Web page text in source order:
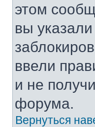
этом
вы
ввели
и не
форума.
Вернуться